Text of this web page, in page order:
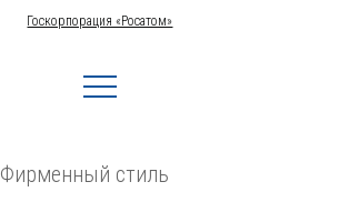
Госкорпорация «Росатом»
Фирменный стиль